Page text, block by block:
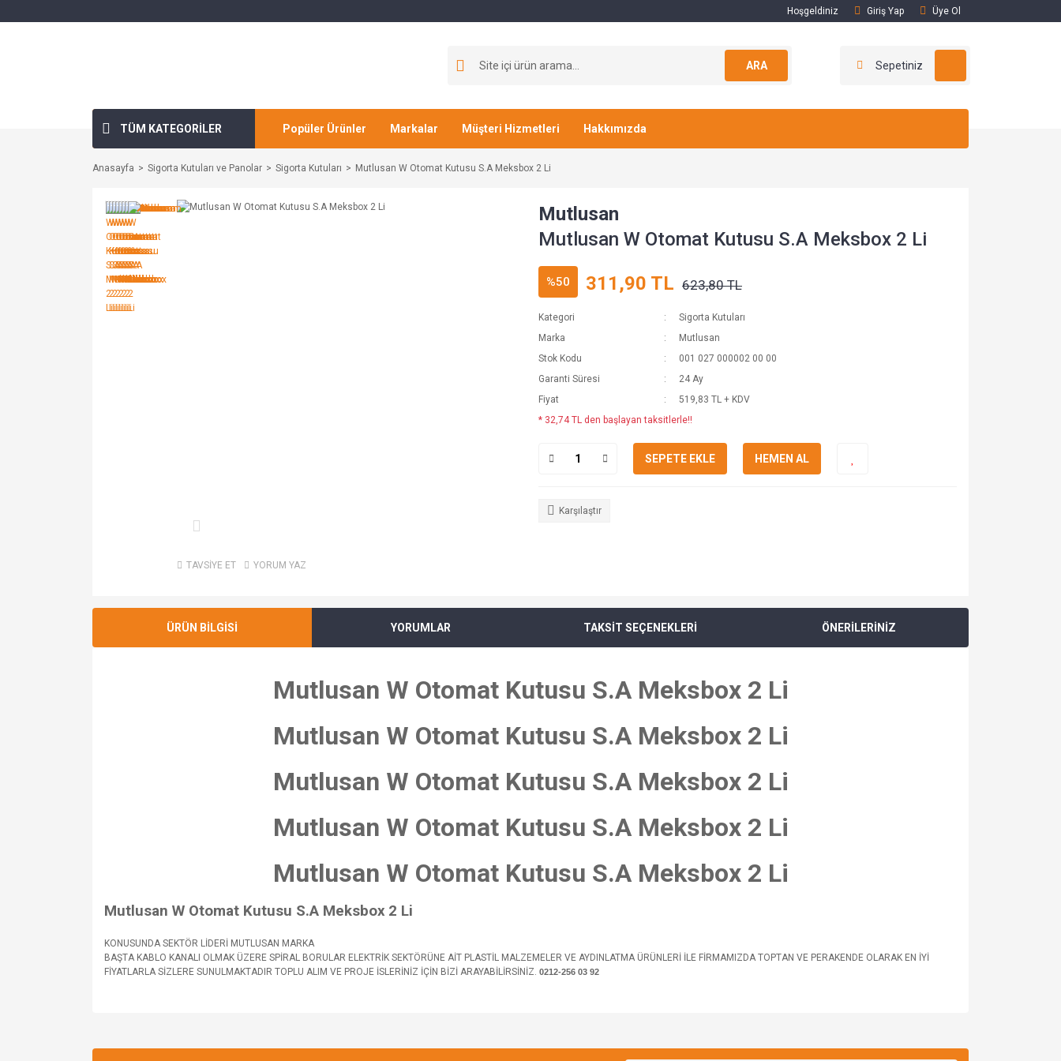
Hoşgeldiniz Giriş Yap Üye Ol
ARA Sepetiniz
TÜM KATEGORİLER Popüler Ürünler Markalar Müşteri Hizmetleri Hakkımızda
Anasayfa Sigorta Kutuları ve Panolar Sigorta Kutuları Mutlusan W Otomat Kutusu S.A Meksbox 2 Li
TAVSİYE ET YORUM YAZ
Mutlusan
Mutlusan W Otomat Kutusu S.A Meksbox 2 Li
%50 311,90 TL 623,80 TL
Kategori
Sigorta Kutuları
Marka
Mutlusan
Stok Kodu
001 027 000002 00 00
Garanti Süresi
24 Ay
Fiyat
519,83 TL + KDV
* 32,74 TL den başlayan taksitlerle!!
SEPETE EKLE HEMEN AL
Karşılaştır
ÜRÜN BİLGİSİ YORUMLAR TAKSİT SEÇENEKLERİ ÖNERİLERİNİZ
Mutlusan W Otomat Kutusu S.A Meksbox 2 Li
Mutlusan W Otomat Kutusu S.A Meksbox 2 Li
Mutlusan W Otomat Kutusu S.A Meksbox 2 Li
Mutlusan W Otomat Kutusu S.A Meksbox 2 Li
Mutlusan W Otomat Kutusu S.A Meksbox 2 Li
Mutlusan W Otomat Kutusu S.A Meksbox 2 Li
KONUSUNDA SEKTÖR LİDERİ MUTLUSAN MARKA
BAŞTA KABLO KANALI OLMAK ÜZERE SPİRAL BORULAR ELEKTRİK SEKTÖRÜNE AİT PLASTİL MALZEMELER VE AYDINLATMA ÜRÜNLERİ İLE FİRMAMIZDA TOPTAN VE PERAKENDE OLARAK EN İYİ
FİYATLARLA SİZLERE SUNULMAKTADIR TOPLU ALIM VE PROJE İSLERİNİZ İÇİN BİZİ ARAYABİLİRSİNİZ. 0212-256 03 92